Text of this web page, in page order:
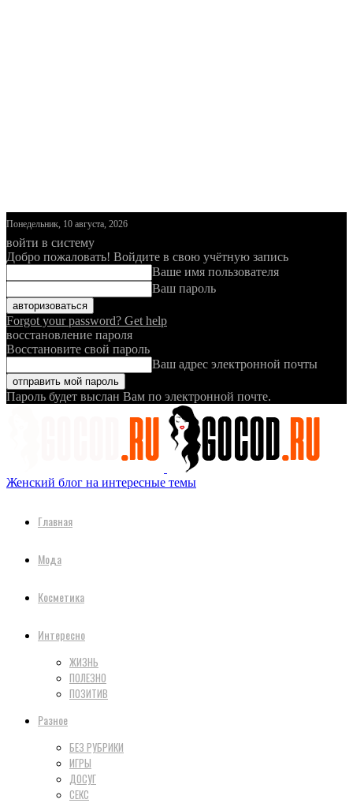
Понедельник, 10 августа, 2026
войти в систему
Добро пожаловать! Войдите в свою учётную запись
Ваше имя пользователя
Ваш пароль
Forgot your password? Get help
восстановление пароля
Восстановите свой пароль
Ваш адрес электронной почты
Пароль будет выслан Вам по электронной почте.
Женский блог на интересные темы
Главная
Мода
Косметика
Интересно
ЖИЗНЬ
ПОЛЕЗНО
ПОЗИТИВ
Разное
БЕЗ РУБРИКИ
ИГРЫ
ДОСУГ
СЕКС